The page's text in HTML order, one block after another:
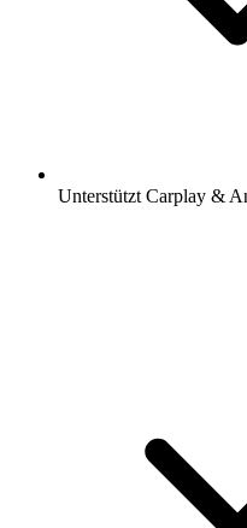
Unterstützt Carplay &